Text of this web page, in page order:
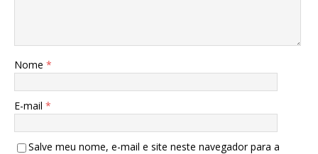
Nome *
E-mail *
Salve meu nome, e-mail e site neste navegador para a